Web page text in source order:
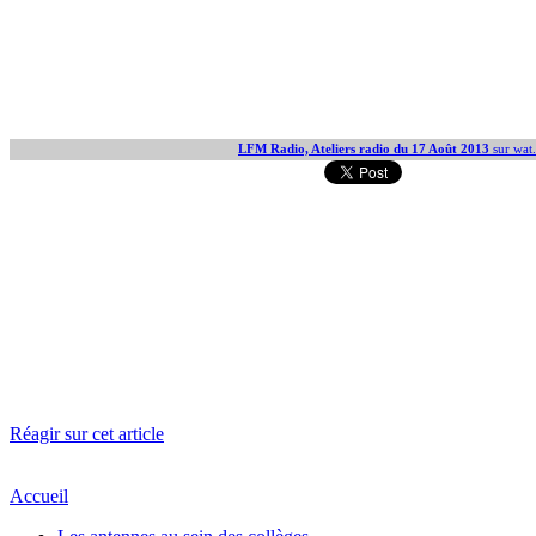
LFM Radio, Ateliers radio du 17 Août 2013 sur
Réagir sur cet article
Accueil